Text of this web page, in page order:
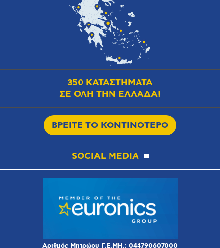
350 ΚΑΤΑΣΤΗΜΑΤΑ
ΣΕ ΟΛΗ ΤΗΝ ΕΛΛΑΔΑ!
ΒΡΕΙΤΕ ΤΟ ΚΟΝΤΙΝΟΤΕΡΟ
SOCIAL MEDIA